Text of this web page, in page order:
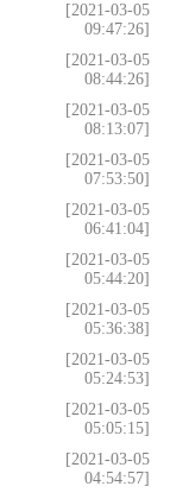
[2021-03-05
09:47:26]
[2021-03-05
08:44:26]
[2021-03-05
08:13:07]
[2021-03-05
07:53:50]
[2021-03-05
06:41:04]
[2021-03-05
05:44:20]
[2021-03-05
05:36:38]
[2021-03-05
05:24:53]
[2021-03-05
05:05:15]
[2021-03-05
04:54:57]